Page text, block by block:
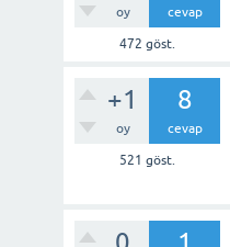
oy cevap
472 göst.
+1
oy
8
cevap
521 göst.